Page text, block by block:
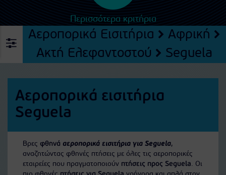
Περισσότερα κριτήρια
Αεροπορικά Εισιτήρια
Αφρική
Ακτή Ελεφαντοστού
Seguela
Αεροπορικά εισιτήρια
Seguela
Βρες φθηνά αεροπορικά εισιτήρια για Seguela,
αναζητώντας φθηνές πτήσεις με όλες τις αεροπορικές
εταιρείες που πραγματοποιούν πτήσεις προς Seguela. Οι